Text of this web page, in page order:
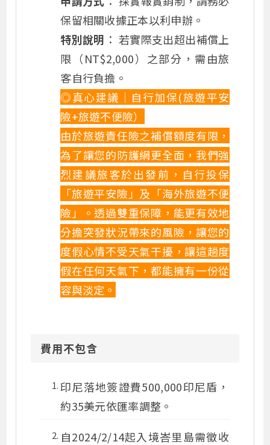
保留相關收據正本以利申辦。
特別說明 ： 若實際支出超出補償上
限（NT$2,000）之部分，需由旅
客自行負擔。
◎真心建議｜自行加保(旅遊平安
險+旅遊不便險）
由於旅遊責任險之補償額度有限，
為了讓您的防護網更全面，我們強
烈建議旅客於出發前，自行投保
「旅遊平安險」及「海外旅遊不便
險」。透過雙重保障，能更有效地
分擔突發狀況帶來的風險，讓您的
度假心情不受天氣干擾，讓這趟度
假在任何天氣下，都能擁有一份從
容與淡定。
費用不包含
印尼落地簽證費500,000印尼盾，
約35美元依匯率調整。
自2024/2/14起入境峇里島需徵收